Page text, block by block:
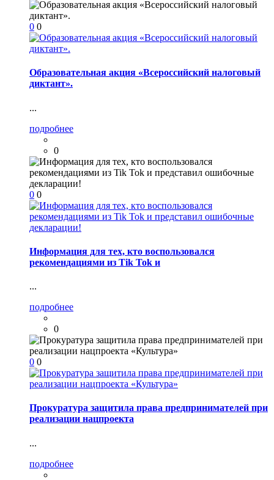
0 0
Образовательная акция «Всероссийский налоговый
диктант».
...
подробнее
0
0 0
Информация для тех, кто воспользовался
рекомендациями из Tik Tok и
...
подробнее
0
0 0
Прокуратура защитила права предпринимателей при
реализации нацпроекта
...
подробнее